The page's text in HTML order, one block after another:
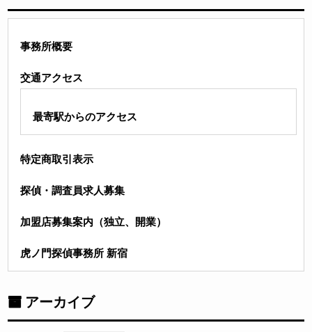
事務所概要
交通アクセス
最寄駅からのアクセス
特定商取引表示
探偵・調査員求人募集
加盟店募集案内（独立、開業）
虎ノ門探偵事務所 新宿
アーカイブ